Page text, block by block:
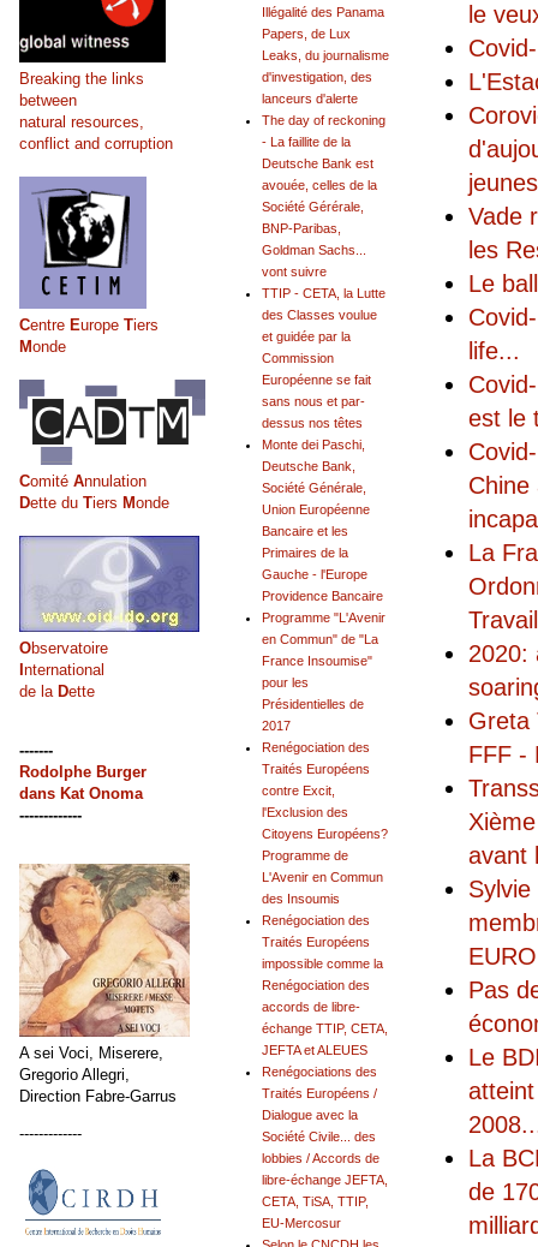
le
jeunes
Vade
les
Le
life...
est le
Chine
La
2020:
Greta
FFF -
avant
Pas
Le
2008
La
de
Illégalité des Panama
Papers, de Lux
Leaks, du journalisme
d'investigation, des
lanceurs d'alerte
The day of reckoning
- La faillite de la
Deutsche Bank est
avouée, celles de la
Société Gérérale,
BNP-Paribas,
Goldman Sachs...
vont suivre
TTIP - CETA, la Lutte
des Classes voulue
et guidée par la
Commission
Européenne se fait
sans nous et par-
dessus nos têtes
Monte dei Paschi,
Deutsche Bank,
Société Générale,
Union Européenne
Bancaire et les
Primaires de la
Gauche - l'Europe
Providence Bancaire
Programme "L'Avenir
en Commun" de "La
France Insoumise"
pour les
Présidentielles de
2017
Renégociation des
Traités Européens
contre Excit,
l'Exclusion des
Citoyens Européens?
Programme de
L'Avenir en Commun
des Insoumis
Renégociation des
Traités Européens
impossible comme la
Renégociation des
accords de libre-
échange TTIP, CETA,
JEFTA et ALEUES
Renégociations des
Traités Européens /
Dialogue avec la
Société Civile... des
lobbies / Accords de
libre-échange JEFTA,
CETA, TiSA, TTIP,
EU-Mercosur
Breaking the links
between
natural resources,
conflict and corruption
Centre Europe Tiers
Monde
Comité Annulation
Dette du Tiers Monde
Observatoire
International
de la Dette
-------
Rodolphe Burger
dans Kat Onoma
-------------
A sei Voci, Miserere,
Gregorio Allegri,
Direction Fabre-Garrus
-------------